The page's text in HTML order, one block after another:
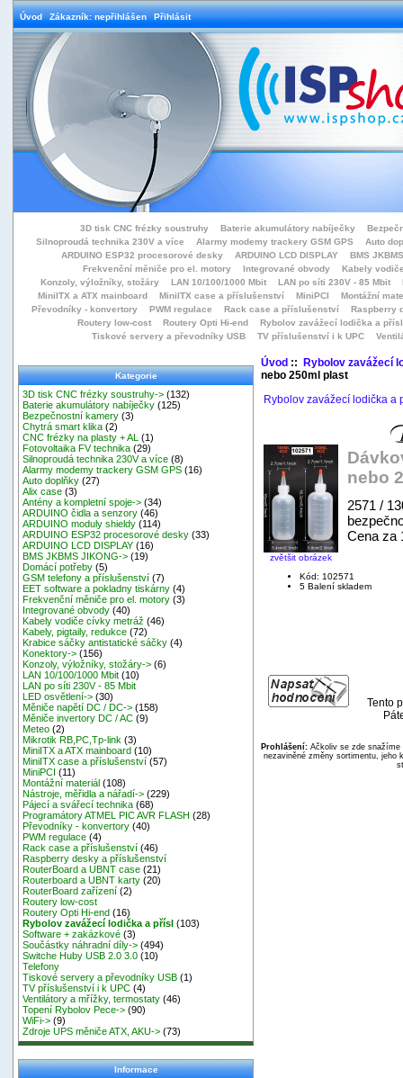
Úvod Zákazník: nepřihlášen Přihlásit
3D tisk CNC frézky soustruhy Baterie akumulátory nabíječky
Silnoproudá technika 230V a více
Alarmy modemy trackery GSM GPS
Auto
ARDUINO ESP32 procesorové desky
ARDUINO LCD DISPLAY
BMS
Frekvenční měniče pro el. motory
Integrované obvody
Kabely
Konzoly, výložníky, stožáry
LAN 10/100/1000 Mbit LAN po síti 230V - 85 Mbit
MiniITX a ATX mainboard
MiniITX case a příslušenství MiniPCI
Montážní
Převodníky - konvertory
PWM regulace Rack case a příslušenství
Raspberry
Routery low-cost
Routery Opti Hi-end
Rybolov zavážecí lodička a přísl
Tiskové servery a převodníky USB
TV příslušenství i k UPC
Kategorie
3D tisk CNC frézky soustruhy-> (132)
Baterie akumulátory nabíječky (125)
Bezpečnostní kamery (3)
Chytrá smart klika (2)
CNC frézky na plasty + AL
(1)
Fotovoltaika FV technika (29)
Silnoproudá technika 230V a více (8)
Alarmy modemy trackery GSM GPS (16)
Auto doplňky (27)
Alix case (3)
Antény a kompletní spoje-> (34)
ARDUINO čidla a senzory (46)
ARDUINO moduly shieldy (114)
ARDUINO ESP32 procesorové desky (33)
ARDUINO LCD DISPLAY (16)
BMS JKBMS JIKONG-> (19)
Domácí potřeby (5)
GSM telefony a příslušenství (7)
EET software a pokladny tiskárny (4)
Frekvenční měniče pro el. motory (3)
Integrované obvody (40)
Kabely vodiče cívky metráž (46)
Kabely, pigtaily, redukce (72)
Krabice sáčky antistatické sáčky (4)
Konektory-> (156)
Konzoly, výložníky, stožáry-> (6)
LAN 10/100/1000 Mbit (10)
LAN po síti 230V - 85 Mbit
LED osvětlení-> (30)
Měniče napětí DC / DC-> (158)
Měniče invertory DC / AC (9)
Meteo (2)
Mikrotik RB,PC,Tp-link (3)
MiniITX a ATX mainboard (10)
MiniITX case a příslušenství (57)
MiniPCI (11)
Montážní materiál (108)
Nástroje, měřidla a nářadí-> (229)
Pájecí a svářecí technika (68)
Programátory ATMEL PIC AVR FLASH (28)
Převodníky - konvertory (40)
PWM regulace (4)
Rack case a příslušenství (46)
Raspberry desky a příslušenství
RouterBoard a UBNT case (21)
Routerboard a UBNT karty (20)
RouterBoard zařízení (2)
Routery low-cost
Routery Opti Hi-end (16)
Rybolov zavážecí lodička a přísl (103)
Software + zakázkové (3)
Součástky náhradní díly-> (494)
Switche Huby USB 2.0 3.0 (10)
Telefony
Tiskové servery a převodníky USB (1)
TV příslušenství i k UPC (4)
Ventilátory a mřížky, termostaty (46)
Topení Rybolov Pece-> (90)
WiFi-> (9)
Zdroje UPS měniče ATX, AKU-> (73)
Informace
Úvod:: Rybolov zavážecí
nebo 250ml plast
Rybolov zavážecí lodička a
zvětšit obrázek
nebo
2571 /
Cena za
Kód: 102571
5 Balení skladem
Tento
Prohlášení:Ačkoliv se zde snažíme
nezaviněné změny sortimentu, jeho